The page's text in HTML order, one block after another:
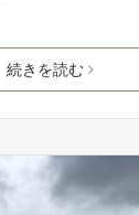
続きを読む